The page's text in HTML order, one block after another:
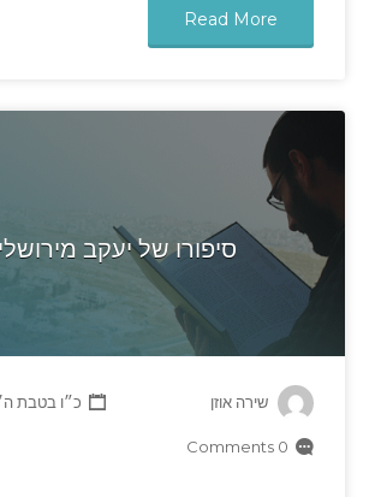
Read More
סיפורו של יעקב
שירה אוזן כ״ו בטבת
0 Comments